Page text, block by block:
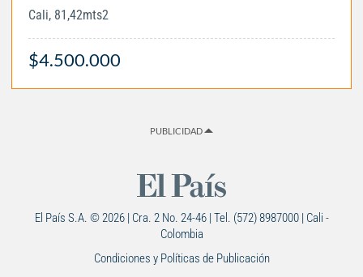
Cali, 81,42mts2
$4.500.000
PUBLICIDAD
El País S.A. © 2026 | Cra. 2 No. 24-46 | Tel. (572) 8987000 | Cali -
Colombia
Condiciones y Políticas de Publicación